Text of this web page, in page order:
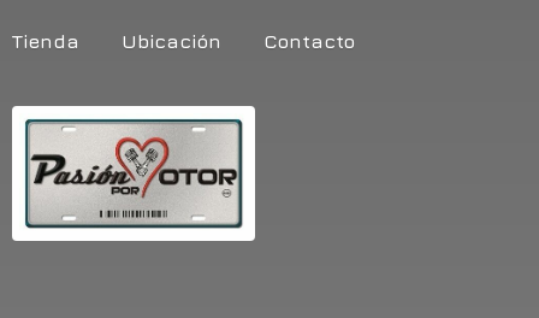
Tienda Ubicación Contacto